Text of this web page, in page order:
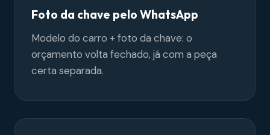
Foto da chave pelo WhatsApp
Modelo do carro + foto da chave: o
orçamento volta fechado, já com a peça
certa separada.